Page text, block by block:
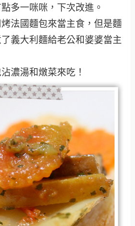
多一咪咪，下次改進。
法國麵包來當主食，但是麵
義大利麵給老公和婆婆當主
濃湯和燉菜來吃！